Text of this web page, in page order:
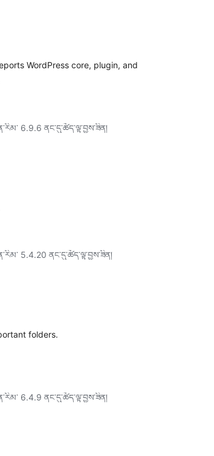
WordPress core, plugin, and
6.9.6 ནང་དུ་ཚོད་ལྟ་བྱས་ཟིན།
5.4.20 ནང་དུ་ཚོད་ལྟ་བྱས་ཟིན།
folders.
6.4.9 ནང་དུ་ཚོད་ལྟ་བྱས་ཟིན།